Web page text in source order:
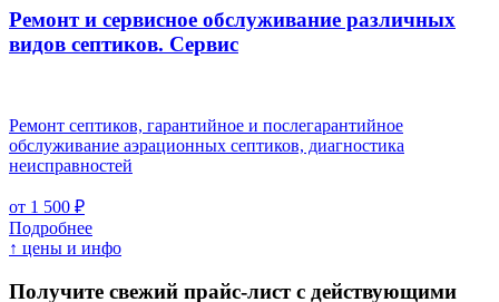
Ремонт и сервисное обслуживание различных
видов септиков. Сервис
Ремонт септиков, гарантийное и послегарантийное
обслуживание аэрационных септиков, диагностика
неисправностей
от 1 500 ₽
Подробнее
↑ цены и инфо
Получите свежий прайс-лист с действующими